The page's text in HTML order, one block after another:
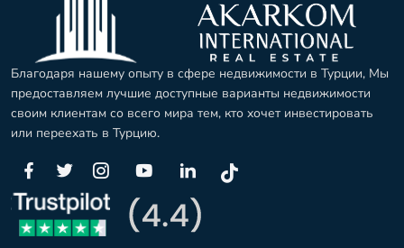
Благодаря нашему опыту в сфере недвижимости в Турции, Мы
предоставляем лучшие доступные варианты недвижимости
своим клиентам со всего мира тем, кто хочет инвестировать
или переехать в Турцию.